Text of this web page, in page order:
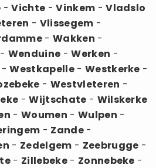
-Vichte -Vinkem -Vladslo
- Vlissegem -
-Wakken -
- Wenduine -Werken -
-Westkapelle- Westkerke -
- Westvleteren -
-Wijtschate - Wilskerke
-Woumen - Wulpen -
- Zande-
- Zedelgem - Zeebrugge -
- Zillebeke- Zonnebeke -